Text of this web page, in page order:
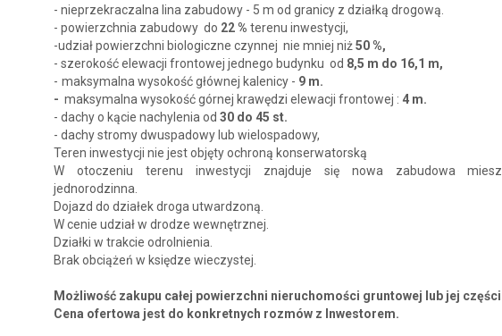
- nieprzekraczalna lina zabudowy - 5 m od granicy z działką drogową.
- powierzchnia zabudowy do 22 % terenu inwestycji,
-udział powierzchni biologiczne czynnej nie mniej niż50 %,
- szerokość elewacji frontowej jednego budynku od 8,5 m do 16,1 m,
- maksymalna wysokość głównej kalenicy - 9 m.
- maksymalna wysokość górnej krawędzi elewacji frontowej : 4 m.
- dachy o kącie nachylenia od30 do 45 st.
- dachy stromy dwuspadowy lub wielospadowy,
Teren inwestycji nie jest objęty ochroną konserwatorską
W otoczeniu terenu inwestycji znajduje się nowa zabudowa
jednorodzinna.
Dojazd do działek droga utwardzoną.
W cenie udział w drodze wewnętrznej.
Działki w trakcie odrolnienia.
Brak obciążeń w księdze wieczystej.
Możliwość zakupu całej powierzchni nieruchomości gruntowej lub jej
Cena ofertowa jest do konkretnych rozmów z Inwestorem.